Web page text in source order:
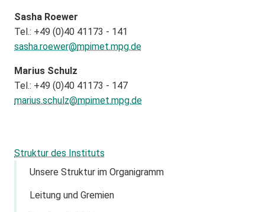
Sasha Roewer
Tel.: +49 (0)40 41173 - 141
sasha.roewer@mpimet.mpg.de
Marius Schulz
Tel.: +49 (0)40 41173 - 147
marius.schulz@mpimet.mpg.de
Struktur des Instituts
Unsere Struktur im Organigramm
Leitung und Gremien